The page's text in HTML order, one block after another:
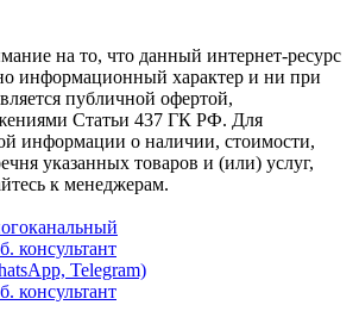
на то, что данный интернет-ресурс
информационный характер и ни при
публичной офертой,
Статьи 437 ГК РФ. Для
информации о наличии, стоимости,
указанных товаров и (или) услуг,
к менеджерам.
консультант
Telegram)
консультант